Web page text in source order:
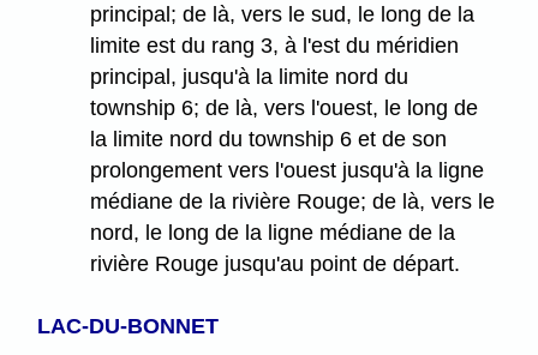
principal; de là, vers le sud, le long de la
limite est du rang 3, à l'est du méridien
principal, jusqu'à la limite nord du
township 6; de là, vers l'ouest, le long de
la limite nord du township 6 et de son
prolongement vers l'ouest jusqu'à la ligne
médiane de la rivière Rouge; de là, vers le
nord, le long de la ligne médiane de la
rivière Rouge jusqu'au point de départ.
LAC-DU-BONNET